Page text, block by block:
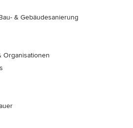
& Gebäudesanierung
Organisationen